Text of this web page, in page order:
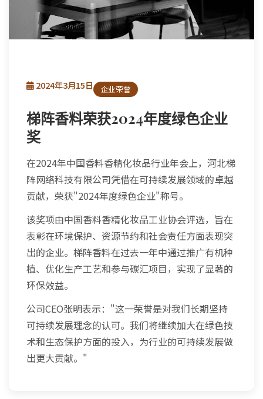
2024年3月15日 企业荣誉
梯阵香料荣获2024年度绿色企业
奖
在2024年中国香料香精化妆品行业年会上，河北梯
阵网络科技有限公司凭借在可持续发展领域的卓越
贡献，荣获"2024年度绿色企业"称号。
该奖项由中国香料香精化妆品工业协会评选，旨在
表彰在环境保护、资源节约和社会责任方面表现突
出的企业。梯阵香料在过去一年中通过推广有机种
植、优化生产工艺和参与碳汇项目，实现了显著的
环保效益。
公司CEO张明表示："这一荣誉是对我们长期坚持
可持续发展理念的认可。我们将继续加大在绿色技
术和生态保护方面的投入，为行业的可持续发展做
出更大贡献。"